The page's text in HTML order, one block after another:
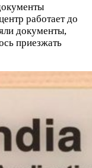
работает до
документы,
приезжать